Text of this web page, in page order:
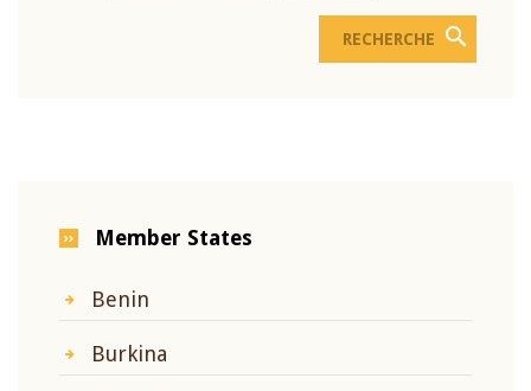
Member States
Benin
Burkina